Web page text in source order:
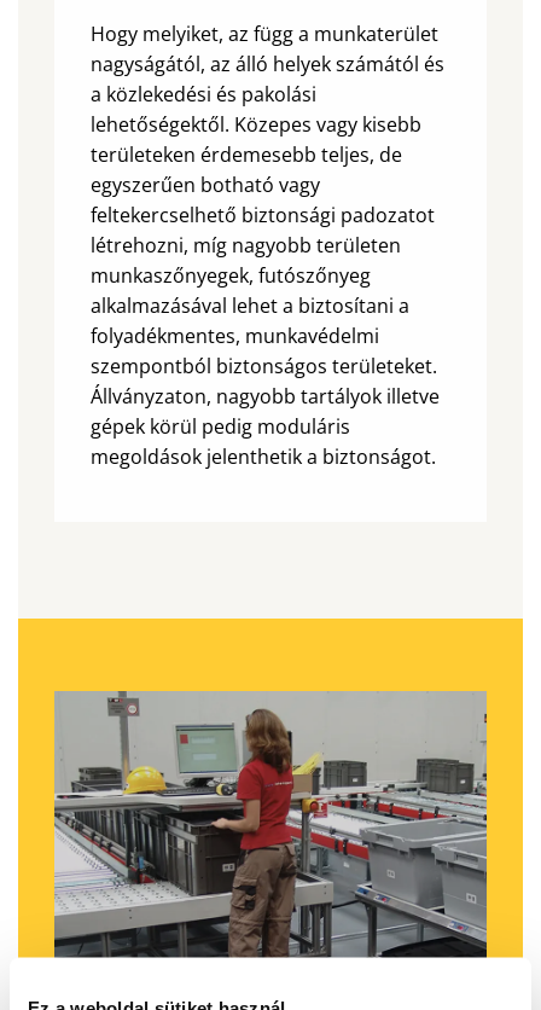
Hogy melyiket, az függ a munkaterület
nagyságától, az álló helyek számától és
a közlekedési és pakolási
lehetőségektől. Közepes vagy kisebb
területeken érdemesebb teljes, de
egyszerűen botható vagy
feltekercselhető biztonsági padozatot
létrehozni, míg nagyobb területen
munkaszőnyegek, futószőnyeg
alkalmazásával lehet a biztosítani a
folyadékmentes, munkavédelmi
szempontból biztonságos területeket.
Állványzaton, nagyobb tartályok illetve
gépek körül pedig moduláris
megoldások jelenthetik a biztonságot.